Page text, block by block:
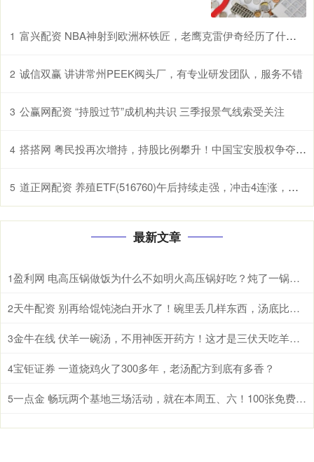
1 富兴配资 NBA神射到欧洲杯铁匠，老鹰克雷伊奇经历了什么？
2 诚信双赢 讲讲常州PEEK阀头厂，有专业研发团队，服务不错
3 公赢网配资 “持股过节”成机构共识 三季报景气线索受关注
4 搭搭网 粤民投再次增持，持股比例攀升！中国宝安股权争夺战或再起
5 道正网配资 养殖ETF(516760)午后持续走强，冲击4连涨，生猪养殖板块有望开启盈利上行期
最新文章
1 盈利网 电高压锅做饭为什么不如明火高压锅好吃？炖了一锅鸡汤后，我懂了
2 天牛配资 别再给馄饨浇白开水了！碗里丢几样东西，汤底比饭店的还香
3 金牛在线 伏羊一碗汤，不用神医开药方！这才是三伏天吃羊肉的真相
4宝钜证券 一道烧鸡火了300多年，老汤配方到底有多香？
5 一点金 畅玩两个基地三场活动，就在本周五、六！100张免费门票等你领→